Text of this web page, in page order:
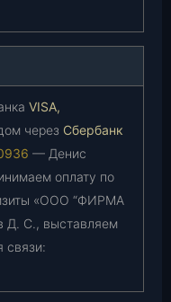
VISA,
через Сбербанк
— Денис
оплату по
«ООО “ФИРМА
Д. С., выставляем
связи: